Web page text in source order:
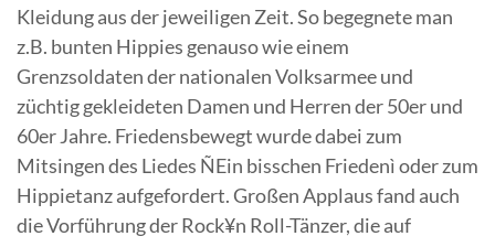
Kleidung aus der jeweiligen Zeit. So begegnete man
z.B. bunten Hippies genauso wie einem
Grenzsoldaten der nationalen Volksarmee und
züchtig gekleideten Damen und Herren der 50er und
60er Jahre. Friedensbewegt wurde dabei zum
Mitsingen des Liedes ÑEin bisschen Friedenì oder zum
Hippietanz aufgefordert. Großen Applaus fand auch
die Vorführung der Rock¥n Roll-Tänzer, die auf